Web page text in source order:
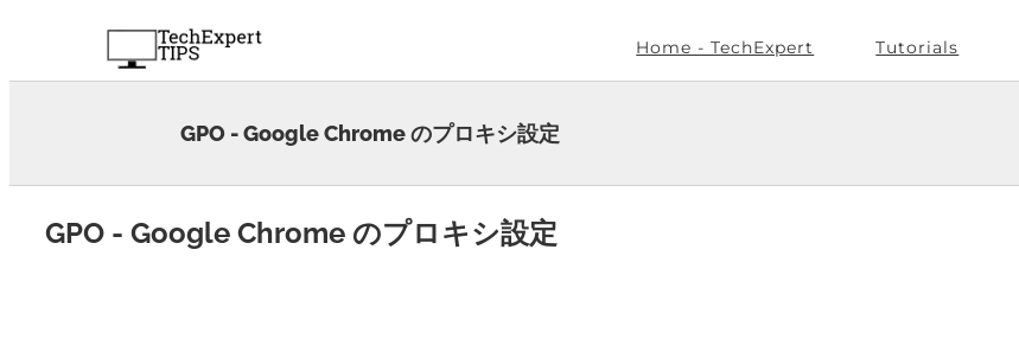
Home - TechExpert Tutorials
GPO - Google Chrome のプロキシ設定
GPO - Google Chrome のプロキシ設定